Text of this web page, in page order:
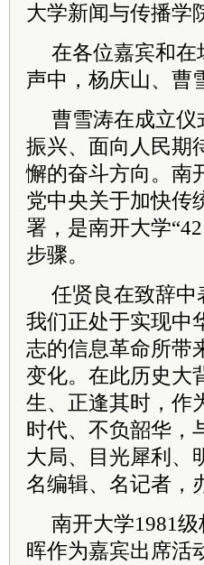
大学新闻与传播学
在各位嘉宾和
声中，杨庆山、曹
曹雪涛在成立
振兴、面向人民期
懈的奋斗方向。南
党中央关于加快传
署，是南开大学
步骤。
任贤良在致辞
我们正处于实现中
志的信息革命所带
变化。在此历史大
生、正逢其时，作
时代、不负韶华，
大局、目光犀利、
名编辑、名记者，
南开大学1981
晖作为嘉宾出席活